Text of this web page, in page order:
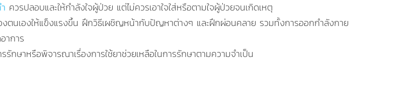
ควรปลอบและให้กำลังใจผู้ป่วย แต่ไม่ควรเอาใจใส่หรือตามใจผู้ป่วยจนเกิดเหตุ
ตนเองให้แข็งแรงขึ้น ฝึกวิธีเผชิญหน้ากับปัญหาต่างๆ และฝึกผ่อนคลาย รวมทั้งการออกกำลังกาย
าการ
กษาหรือพิจารณาเรื่องการใช้ยาช่วยเหลือในการรักษาตามความจำเป็น